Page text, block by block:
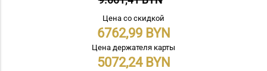
Цена со скидкой
6762,99
Цена держателя карты
5072,24